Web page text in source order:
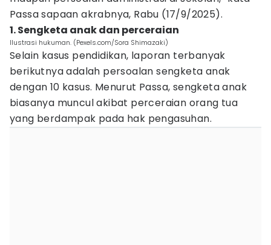
Passa sapaan akrabnya, Rabu (17/9/2025).
1. Sengketa anak dan perceraian
Ilustrasi hukuman. (Pexels.com/Sora Shimazaki)
Selain kasus pendidikan, laporan terbanyak
berikutnya adalah persoalan sengketa anak
dengan 10 kasus. Menurut Passa, sengketa anak
biasanya muncul akibat perceraian orang tua
yang berdampak pada hak pengasuhan.